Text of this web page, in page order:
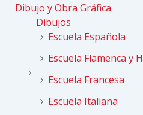
Dibujo y Obra Gráfica
Dibujos
Escuela Española
Escuela Flamenca y
Escuela Francesa
Escuela Italiana